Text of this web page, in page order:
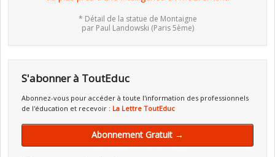
* Détail de la statue de Montaigne
par Paul Landowski (Paris 5ème)
S'abonner à ToutEduc
Abonnez-vous pour accéder à toute l'information des professionnels
de l'éducation et recevoir : La Lettre ToutEduc
Abonnement Gratuit →